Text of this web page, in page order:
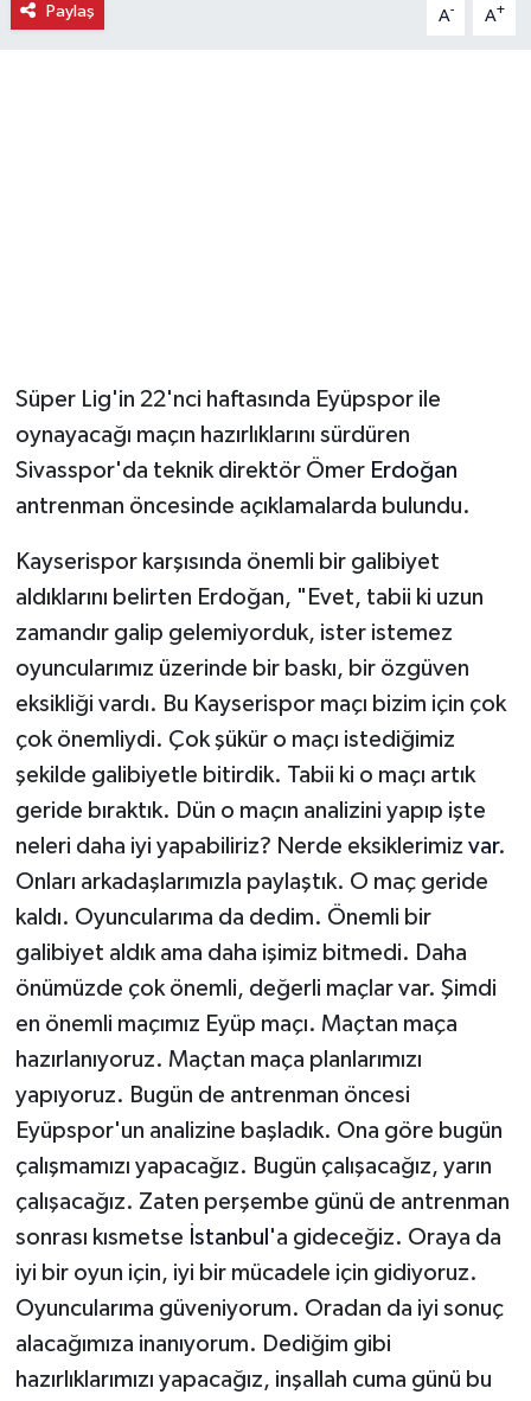
Paylaş A- A+
Süper Lig'in 22'nci haftasında Eyüpspor ile
oynayacağı maçın hazırlıklarını sürdüren
Sivasspor'da teknik direktör Ömer Erdoğan
antrenman öncesinde açıklamalarda bulundu.
Kayserispor karşısında önemli bir galibiyet
aldıklarını belirten Erdoğan, "Evet, tabii ki uzun
zamandır galip gelemiyorduk, ister istemez
oyuncularımız üzerinde bir baskı, bir özgüven
eksikliği vardı. Bu Kayserispor maçı bizim için çok
çok önemliydi. Çok şükür o maçı istediğimiz
şekilde galibiyetle bitirdik. Tabii ki o maçı artık
geride bıraktık. Dün o maçın analizini yapıp işte
neleri daha iyi yapabiliriz? Nerde eksiklerimiz var.
Onları arkadaşlarımızla paylaştık. O maç geride
kaldı. Oyuncularıma da dedim. Önemli bir
galibiyet aldık ama daha işimiz bitmedi. Daha
önümüzde çok önemli, değerli maçlar var. Şimdi
en önemli maçımız Eyüp maçı. Maçtan maça
hazırlanıyoruz. Maçtan maça planlarımızı
yapıyoruz. Bugün de antrenman öncesi
Eyüpspor'un analizine başladık. Ona göre bugün
çalışmamızı yapacağız. Bugün çalışacağız, yarın
çalışacağız. Zaten perşembe günü de antrenman
sonrası kısmetse İstanbul 'a gideceğiz. Oraya da
iyi bir oyun için, iyi bir mücadele için gidiyoruz.
Oyuncularıma güveniyorum. Oradan da iyi sonuç
alacağımıza inanıyorum. Dediğim gibi
hazırlıklarımızı yapacağız, inşallah cuma günü bu
Eleman
Kültür & Sanat
Magazin
Resmi İlanlar
Sağlık
Seri İlan
Siyaset
Sokak Hayvanlarını Sahiplendirme
Sonsöz Özel
Spor
Vasıta